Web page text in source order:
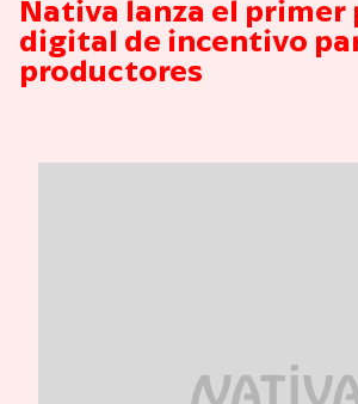
Nativa lanza el primer
digital de incentivo
productores